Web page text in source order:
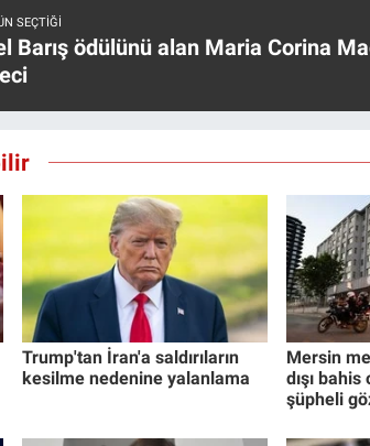
SEÇTIĞI
Barış ödülünü alan Maria Corina
Trump'tan İran'a saldırıların
kesilme nedenine yalanlama
Mersin
dışı
şüpheli